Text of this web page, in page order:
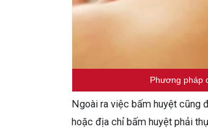
Phương pháp
Ngoài ra việc bấm huyệt cũng
hoặc địa chỉ bấm huyệt phải